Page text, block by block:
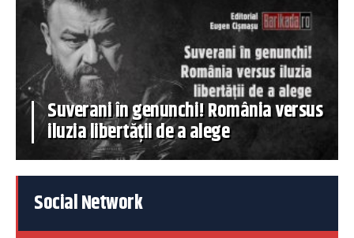
Suverani în genunchi! România versus
iluzia libertății de a alege
Social Network